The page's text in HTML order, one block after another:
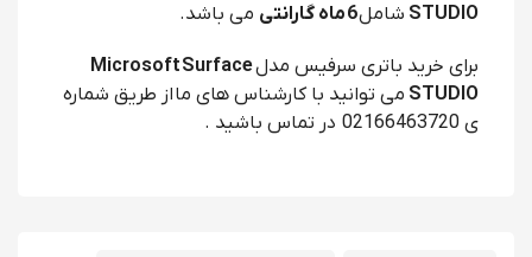
STUDIO شامل6 ماه گارانتی می باشد.
برای خرید باتری سرفیس مدلMicrosoft Surface
STUDIO می توانید با کارشناس های ما از طریق شماره
ی 02166463720 در تماس باشید .